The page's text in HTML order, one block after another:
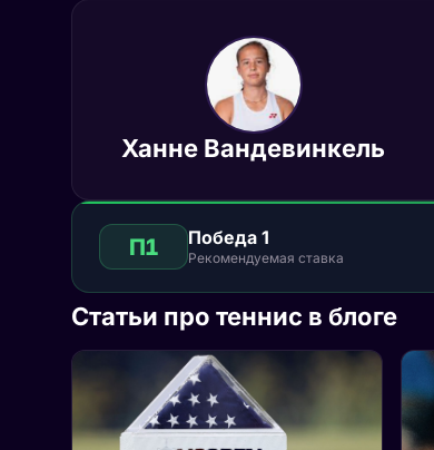
Ханне Вандевинкель
П1 Победа 1
Рекомендуемая ставка
Статьи про теннис в блоге